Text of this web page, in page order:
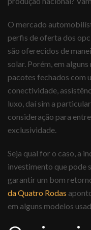
O mercado
perfis de oferta dos
são oferecidos de
solar. Porém, em
pacotes fechados com
conectividade,
luxo, daí sim a
consideração para
exclusividade.
Seja qual for o caso, a
investimento que pode
garantir um bom
da Quatro Rodas
em alguns modelos